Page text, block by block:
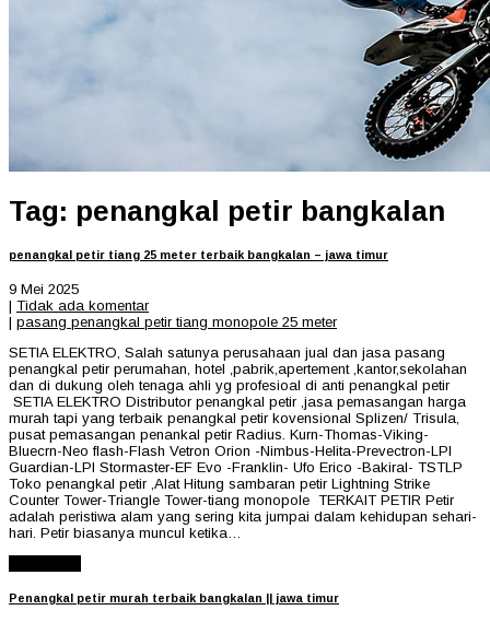
Tag: penangkal petir bangkalan
penangkal petir tiang 25 meter terbaik bangkalan – jawa timur
9 Mei 2025
| Tidak ada komentar
| pasang penangkal petir tiang monopole 25 meter
SETIA ELEKTRO, Salah satunya perusahaan jual dan jasa pasang
penangkal petir perumahan, hotel ,pabrik,apertement ,kantor,sekolahan
dan di dukung oleh tenaga ahli yg profesioal di anti penangkal petir
SETIA ELEKTRO Distributor penangkal petir ,jasa pemasangan harga
murah tapi yang terbaik penangkal petir kovensional Splizen/ Trisula,
pusat pemasangan penankal petir Radius. Kurn-Thomas-Viking-
Bluecrn-Neo flash-Flash Vetron Orion -Nimbus-Helita-Prevectron-LPI
Guardian-LPI Stormaster-EF Evo -Franklin- Ufo Erico -Bakiral- TSTLP
Toko penangkal petir ,Alat Hitung sambaran petir Lightning Strike
Counter Tower-Triangle Tower-tiang monopole TERKAIT PETIR Petir
adalah peristiwa alam yang sering kita jumpai dalam kehidupan sehari-
hari. Petir biasanya muncul ketika…
Penangkal petir murah terbaik bangkalan || jawa timur